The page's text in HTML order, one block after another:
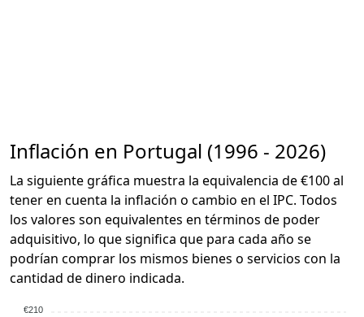
Inflación en Portugal (1996 - 2026)
La siguiente gráfica muestra la equivalencia de €100 al
tener en cuenta la inflación o cambio en el IPC. Todos
los valores son equivalentes en términos de poder
adquisitivo, lo que significa que para cada año se
podrían comprar los mismos bienes o servicios con la
cantidad de dinero indicada.
€210